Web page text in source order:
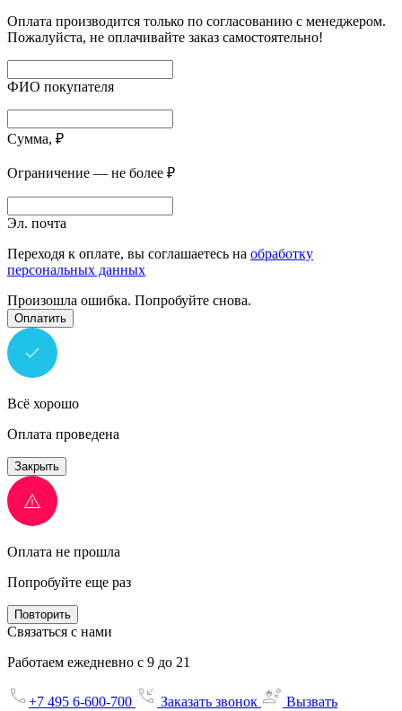
Оплата производится только по согласованию с менеджером.
Пожалуйста, не оплачивайте заказ самостоятельно!
ФИО покупателя
Сумма, ₽
Ограничение — не более ₽
Эл. почта
Переходя к оплате, вы соглашаетесь на обработку
персональных данных
Произошла ошибка. Попробуйте снова.
Оплатить
Всё хорошо
Оплата проведена
Закрыть
Оплата не прошла
Попробуйте еще раз
Повторить
Связаться с нами
Работаем ежедневно с 9 до 21
+7 495 6-600-700 Заказать звонок
Вызвать